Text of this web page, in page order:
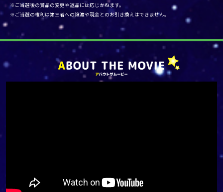
※ご当選後の賞品の変更や返品には応じかねます。
※ご当選の権利は第三者への譲渡や現金とのお引き換えはできません。